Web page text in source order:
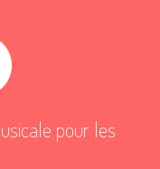
pour les